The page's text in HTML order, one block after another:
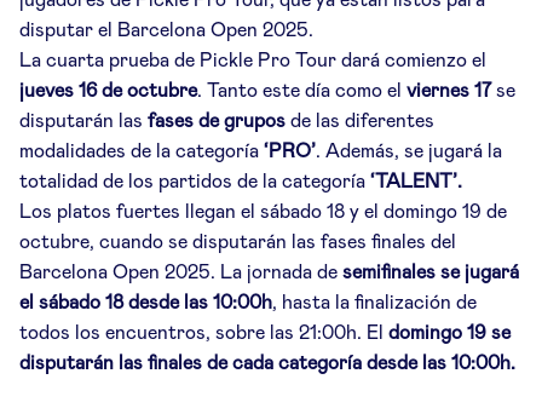
disputar el Barcelona Open 2025.
La cuarta prueba de Pickle Pro Tour dará comienzo el
jueves 16 de octubre. Tanto este día como el viernes 17 se
disputarán las fases de grupos de las diferentes
modalidades de la categoría ‘PRO’. Además, se jugará la
totalidad de los partidos de la categoría ‘TALENT’.
Los platos fuertes llegan el sábado 18 y el domingo 19 de
octubre, cuando se disputarán las fases finales del
Barcelona Open 2025. La jornada de semifinales se jugará
el sábado 18 desde las 10:00h, hasta la finalización de
todos los encuentros, sobre las 21:00h. El domingo 19 se
disputarán las finales de cada categoría desde las 10:00h.